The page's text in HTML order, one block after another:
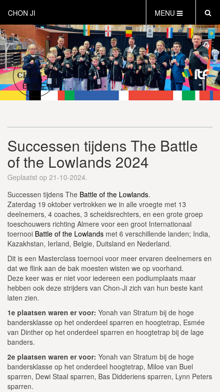
CHON JI MENU
HOME
OVER CHON-JI
TRAINEN HOE EN WAT
CHON-JI KIDS
OVER TAEKWON-DO
PROEFLES AANVRAGEN
VEILIG SPORTEN
INSTRUCTEURS EN COACHES
Successen tijdens The Battle
of the Lowlands 2024
Geplaatst op 21-10-2024.
Successen tijdens The Battle of the Lowlands.
Zaterdag 19 oktober vertrokken we in alle vroegte met 13
deelnemers, 4 coaches, 3 scheidsrechters, en een grote groep
toeschouwers richting Almere voor een groot Internationaal
toernooi Battle of the Lowlands met 6 verschillende landen; India,
Kazakhstan, Ierland, Belgie, Duitsland en Nederland.
Dit is een Masterclass toernooi voor meer ervaren deelnemers en
dat we flink aan de bak moesten wisten we op voorhand.
Deze keer was er niet voor iedereen een podiumplaats maar
hebben ook deze strijders van Chon-Ji zich van hun beste kant
laten zien.
1e plaatsen waren er voor: Yonah van Stratum bij de hoge
bandersklasse op het onderdeel sparren en hoogtetrap, Esmée
van Dinther op het onderdeel sparren en hoogtetrap bij de lage
banders.
2e plaatsen waren er voor: Yonah van Stratum bij de hoge
bandersklasse op het onderdeel hoogtetrap, Miloe van Buel
sparren, Dewi Staal sparren, Bas Didderiens sparren, Lynn Peters
sparren.